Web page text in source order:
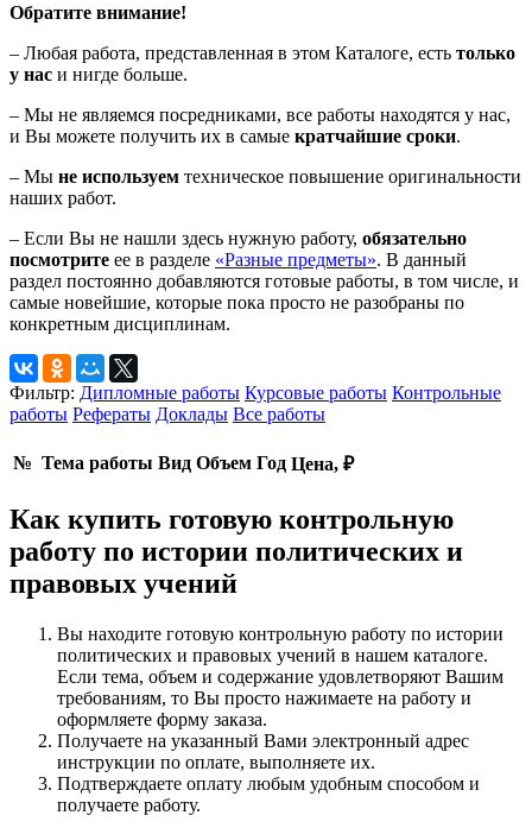
Обратите внимание!
– Любая работа, представленная в этом Каталоге, есть только
у нас и нигде больше.
– Мы не являемся посредниками, все работы находятся у нас,
и Вы можете получить их в самые кратчайшие сроки.
– Мы не используем техническое повышение оригинальности
наших работ.
– Если Вы не нашли здесь нужную работу, обязательно
посмотрите ее в разделе «Разные предметы». В данный
раздел постоянно добавляются готовые работы, в том числе, и
самые новейшие, которые пока просто не разобраны по
конкретным дисциплинам.
Фильтр: Дипломные работы Курсовые работы Контрольные
работы Рефераты Доклады Все работы
№ Тема работы Вид Объем Год Цена, ₽
Как купить готовую контрольную
работу по истории политических и
правовых учений
Вы находите готовую контрольную работу по истории
политических и правовых учений в нашем каталоге.
Если тема, объем и содержание удовлетворяют Вашим
требованиям, то Вы просто нажимаете на работу и
оформляете форму заказа.
Получаете на указанный Вами электронный адрес
инструкции по оплате, выполняете их.
Подтверждаете оплату любым удобным способом и
получаете работу.